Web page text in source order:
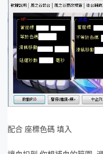
配合 座標色碼 填入